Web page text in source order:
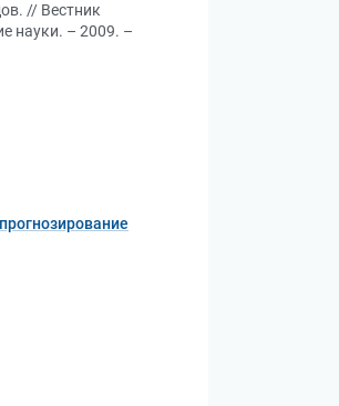
// Вестник
науки. – 2009. –
прогнозирование